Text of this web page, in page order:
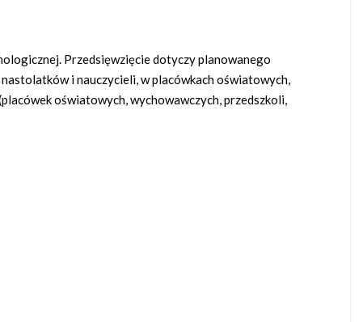
Przedsięwzięcie dotyczy planowanego
i nauczycieli, w placówkach oświatowych,
oświatowych, wychowawczych, przedszkoli,